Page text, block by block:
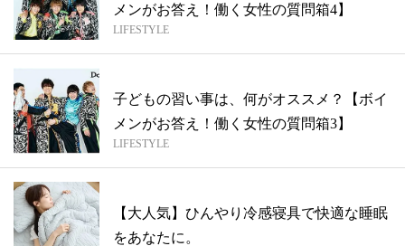
メンがお答え！働く女性の質問箱4】
LIFESTYLE
子どもの習い事は、何がオススメ？【ボイ
メンがお答え！働く女性の質問箱3】
LIFESTYLE
【大人気】ひんやり冷感寝具で快適な睡眠
をあなたに。